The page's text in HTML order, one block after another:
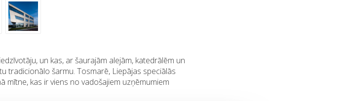
un kas, ar šaurajām alejām, katedrālēm un
tradicionālo šarmu. Tosmarē, Liepājas speciālās
mītne, kas ir viens no vadošajiem uzņēmumiem